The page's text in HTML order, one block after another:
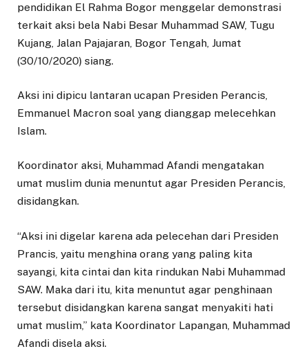
pendidikan El Rahma Bogor menggelar demonstrasi
terkait aksi bela Nabi Besar Muhammad SAW, Tugu
Kujang, Jalan Pajajaran, Bogor Tengah, Jumat
(30/10/2020) siang.
Aksi ini dipicu lantaran ucapan Presiden Perancis,
Emmanuel Macron soal yang dianggap melecehkan
Islam.
Koordinator aksi, Muhammad Afandi mengatakan
umat muslim dunia menuntut agar Presiden Perancis,
disidangkan.
“Aksi ini digelar karena ada pelecehan dari Presiden
Prancis, yaitu menghina orang yang paling kita
sayangi, kita cintai dan kita rindukan Nabi Muhammad
SAW. Maka dari itu, kita menuntut agar penghinaan
tersebut disidangkan karena sangat menyakiti hati
umat muslim,” kata Koordinator Lapangan, Muhammad
Afandi disela aksi.